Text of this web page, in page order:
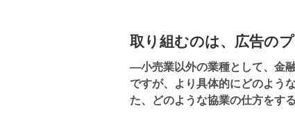
取り組むのは、広告の
―小売業以外の業種として、金
ですが、より具体的にどのよう
た、どのような協業の仕方をす